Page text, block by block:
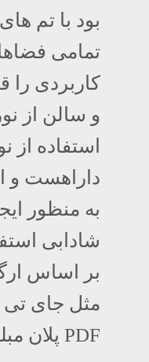
بود با تم
تمامی
کاربردی را
و سالن از
استفاده از
داراهست و
به منظور
شادابی
بر اساس
مثل جای تی
PDF پلان مبلمان: